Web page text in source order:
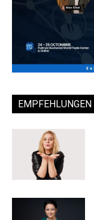
EMPFEHLUNGEN